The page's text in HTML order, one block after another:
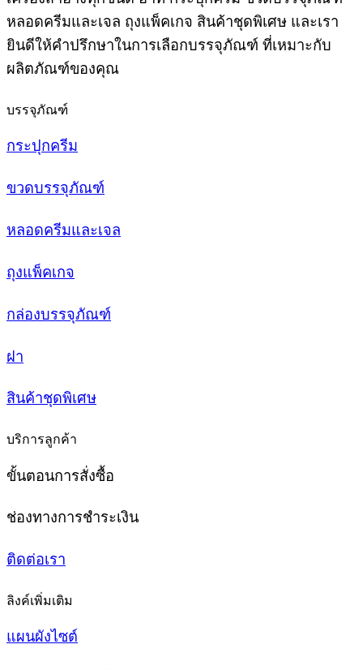
หลอดครีมและเจล ถุงแพ็คเกจ สินค้าชุดพิเศษ และเรา
ยินดีให้คำปรึกษาในการเลือกบรรจุภัณฑ์ ที่เหมาะกับ
ผลิตภัณฑ์ของคุณ
บรรจุภัณฑ์
กระปุกครีม
ขวดบรรจุภัณฑ์
หลอดครีมและเจล
ถุงแพ็คเกจ
กล่องบรรจุภัณฑ์
ฝา
สินค้าชุดพิเศษ
บริการลูกค้า
ขั้นตอนการสั่งซื้อ
ช่องทางการชำระเงิน
ติดต่อเรา
ลิงค์เพิ่มเติม
แผนผังไซต์